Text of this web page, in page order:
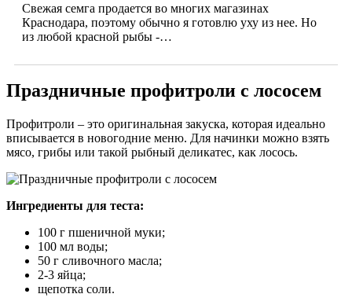
Свежая семга продается во многих магазинах
Краснодара, поэтому обычно я готовлю уху из нее. Но
из любой красной рыбы -…
Праздничные профитроли с лососем
Профитроли – это оригинальная закуска, которая идеально
вписывается в новогодние меню. Для начинки можно взять
мясо, грибы или такой рыбный деликатес, как лосось.
Ингредиенты для теста:
100 г пшеничной муки;
100 мл воды;
50 г сливочного масла;
2-3 яйца;
щепотка соли.